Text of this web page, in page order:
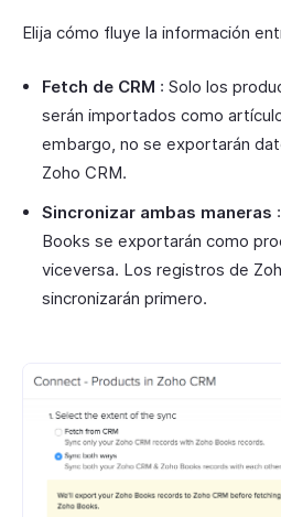
Elija cómo fluye la información
Fetch de CRM : Solo los
serán importados como
embargo, no se exportarán
Zoho CRM.
Sincronizar ambas maneras
Books se exportarán como
viceversa. Los registros de
sincronizarán primero.